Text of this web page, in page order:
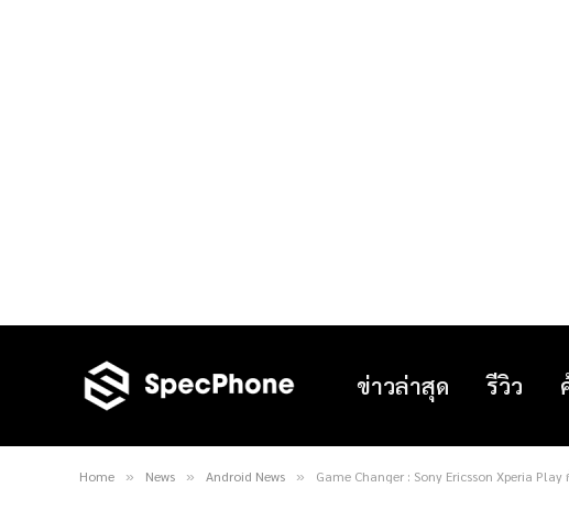
ข่าวล่าสุด รีวิว
Home » News » Android News » Game Changer : Sony Ericsson Xperia